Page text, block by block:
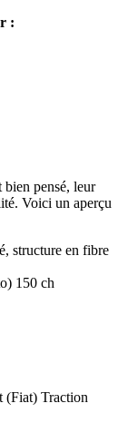
:
bien pensé, leur
Voici un aperçu
structure en fibre
150 ch
(Fiat) Traction